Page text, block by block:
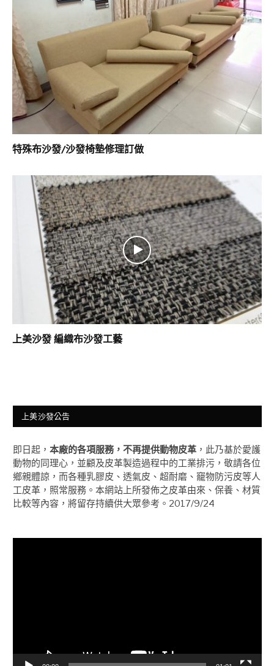
特殊布沙發/沙發椅墊修理訂做
上美沙發 編織布沙發工藝
上美沙發公告
即日起， 本廠的各項服務，不再提供動物皮革 ，此乃基於愛護
動物的同理心，並顧及皮革製造過程中的工業排污，敬請各位
鄉親體諒，而各種乳膠皮、透氣皮、超耐磨、竉物防污皮等人
工皮革，照常服務。本網站上所發佈之皮革由來、保養、材質
比較等內容，將留存持續供大眾參考。2017/9/24